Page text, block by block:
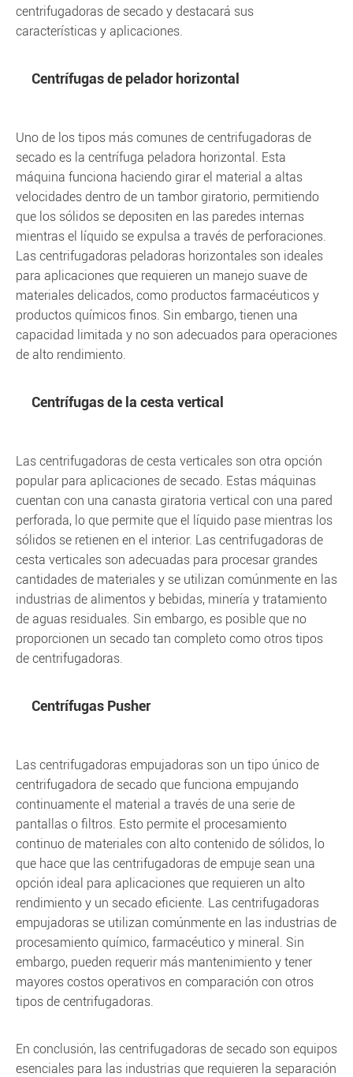
centrifugadoras de secado y destacará sus
características y aplicaciones.
Centrífugas de pelador horizontal
Uno de los tipos más comunes de centrifugadoras de
secado es la centrífuga peladora horizontal. Esta
máquina funciona haciendo girar el material a altas
velocidades dentro de un tambor giratorio, permitiendo
que los sólidos se depositen en las paredes internas
mientras el líquido se expulsa a través de perforaciones.
Las centrifugadoras peladoras horizontales son ideales
para aplicaciones que requieren un manejo suave de
materiales delicados, como productos farmacéuticos y
productos químicos finos. Sin embargo, tienen una
capacidad limitada y no son adecuados para operaciones
de alto rendimiento.
Centrífugas de la cesta vertical
Las centrifugadoras de cesta verticales son otra opción
popular para aplicaciones de secado. Estas máquinas
cuentan con una canasta giratoria vertical con una pared
perforada, lo que permite que el líquido pase mientras los
sólidos se retienen en el interior. Las centrifugadoras de
cesta verticales son adecuadas para procesar grandes
cantidades de materiales y se utilizan comúnmente en las
industrias de alimentos y bebidas, minería y tratamiento
de aguas residuales. Sin embargo, es posible que no
proporcionen un secado tan completo como otros tipos
de centrifugadoras.
Centrífugas Pusher
Las centrifugadoras empujadoras son un tipo único de
centrifugadora de secado que funciona empujando
continuamente el material a través de una serie de
pantallas o filtros. Esto permite el procesamiento
continuo de materiales con alto contenido de sólidos, lo
que hace que las centrifugadoras de empuje sean una
opción ideal para aplicaciones que requieren un alto
rendimiento y un secado eficiente. Las centrifugadoras
empujadoras se utilizan comúnmente en las industrias de
procesamiento químico, farmacéutico y mineral. Sin
embargo, pueden requerir más mantenimiento y tener
mayores costos operativos en comparación con otros
tipos de centrifugadoras.
En conclusión, las centrifugadoras de secado son equipos
esenciales para las industrias que requieren la separación